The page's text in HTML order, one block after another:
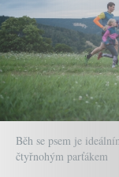
Běh se psem je
čtyřnohým parťákem